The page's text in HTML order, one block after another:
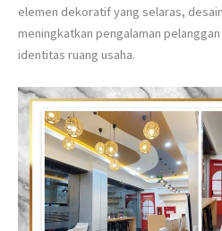
elemen dekoratif yang selaras,
meningkatkan pengalaman
identitas ruang usaha.